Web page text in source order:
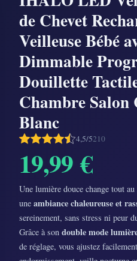
de Chevet
Veilleuse Bébé
Dimmable
Douillette
Chambre Salon
Blanc
4,5/5210
19,99 €
Une lumière douce change tout
une ambiance chaleureuse et
sereinement, sans stress ni peur
Grâce à son double mode
de réglage, vous ajustez